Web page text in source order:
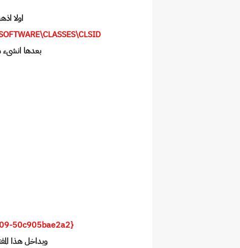
اولا
بعدها انشىء
{86ca1aa0-34aa-4e8b-a509-50c905bae2a2}
وبداخل هذا